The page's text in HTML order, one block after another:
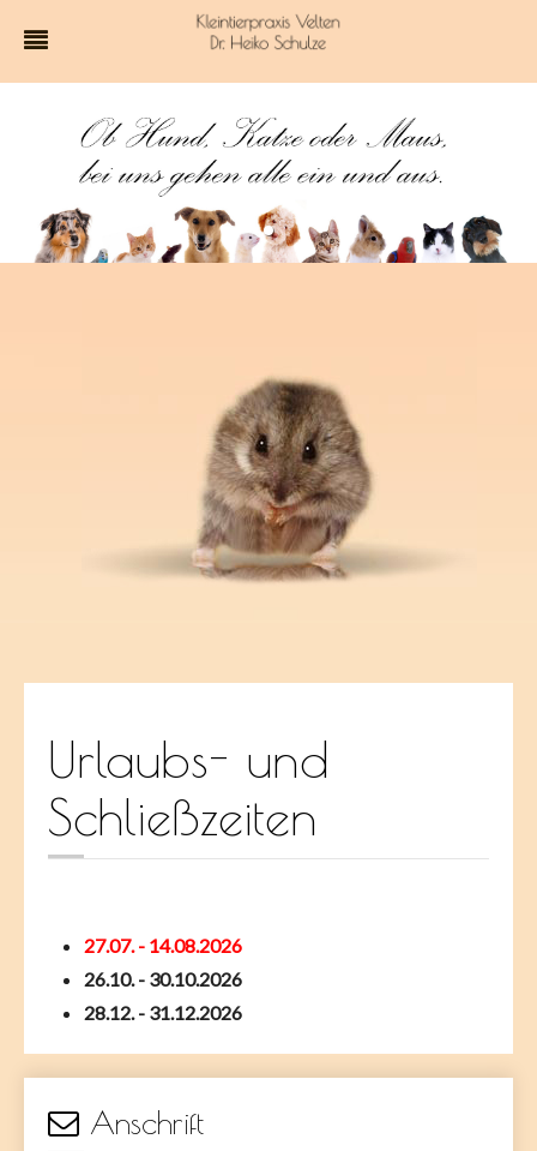
Urlaubs- und
Schließzeiten
27.07. - 14.08.2026
26.10. - 30.10.2026
28.12. - 31.12.2026
Anschrift